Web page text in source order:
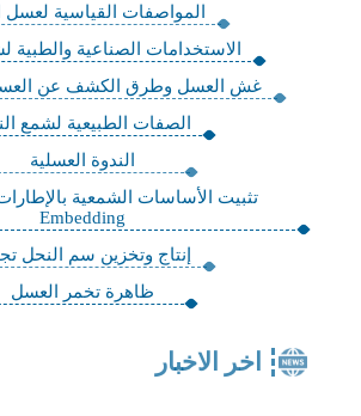
المواصفات القياسية لعسل
الاستخدامات الصناعية والطبية
غش العسل وطرق الكشف عن
الصفات الطبيعية لشمع
الندوة العسلية
Embedding
إنتاج وتخزين سم النحل
ظاهرة تخمر العسل
اخر الاخبار